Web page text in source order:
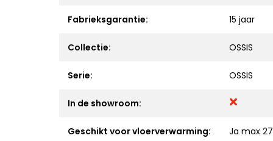
Fabrieksgarantie: 15 jaar
Collectie: OSSIS
Serie: OSSIS
In de showroom:
Geschikt voor vloerverwarming: Ja max